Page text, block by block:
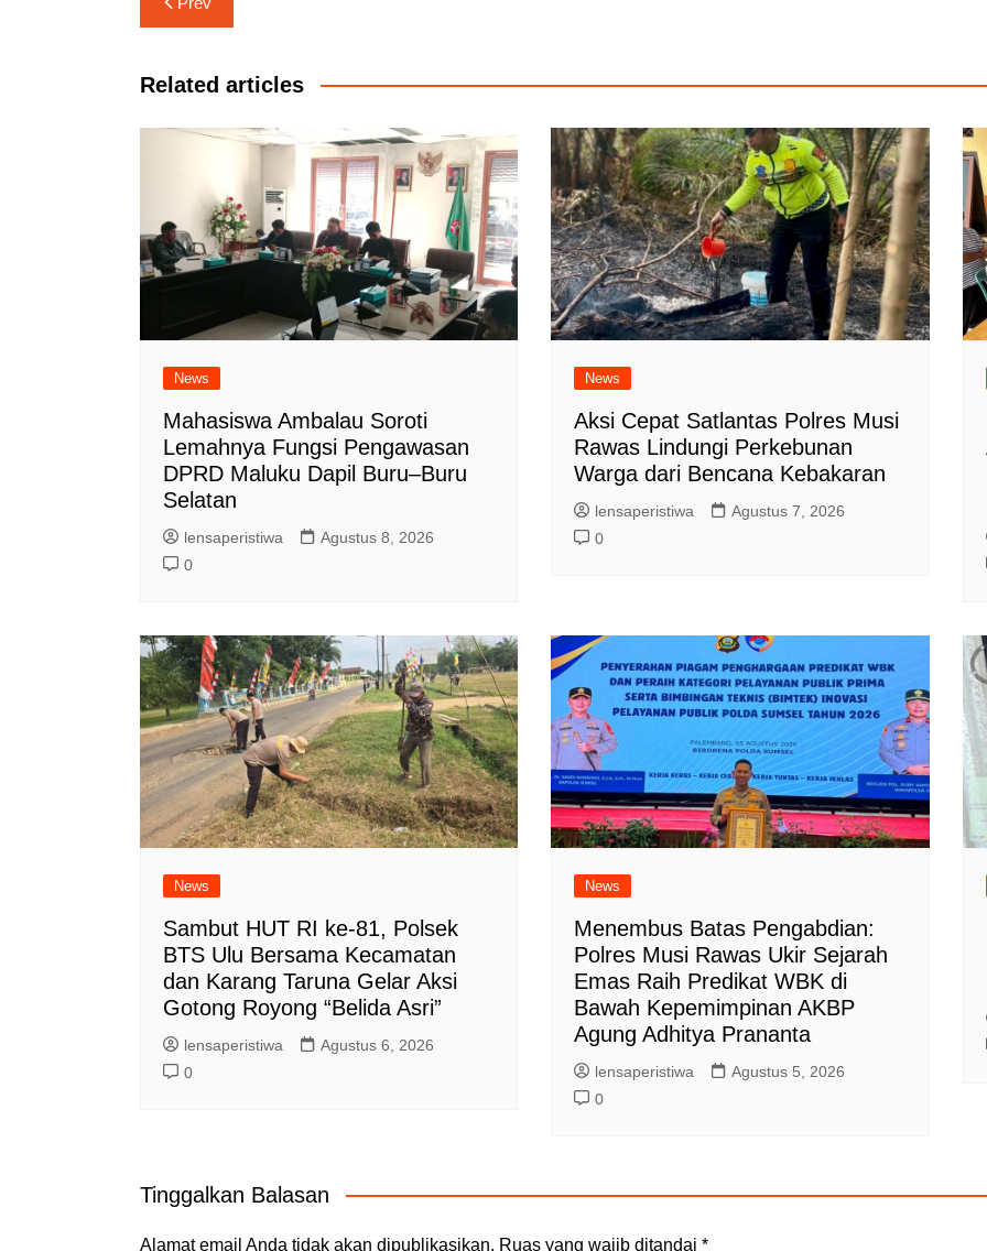
pos
Related articles
News
Mahasiswa Ambalau Soroti
Lemahnya Fungsi Pengawasan
DPRD Maluku Dapil Buru–Buru
Selatan
lensaperistiwa
Agustus 8, 2026
0
News
Aksi Cepat Satlantas Polres Musi
Rawas Lindungi Perkebunan
Warga dari Bencana Kebakaran
lensaperistiwa
Agustus 7, 2026
0
News
Sambut HUT RI ke-81, Polsek
BTS Ulu Bersama Kecamatan
dan Karang Taruna Gelar Aksi
Gotong Royong “Belida Asri”
lensaperistiwa
Agustus 6, 2026
0
News
Menembus Batas Pengabdian:
Polres Musi Rawas Ukir Sejarah
Emas Raih Predikat WBK di
Bawah Kepemimpinan AKBP
Agung Adhitya Prananta
lensaperistiwa
Agustus 5, 2026
0
Tinggalkan Balasan
Alamat email Anda tidak akan dipublikasikan. Ruas yang wajib ditandai *